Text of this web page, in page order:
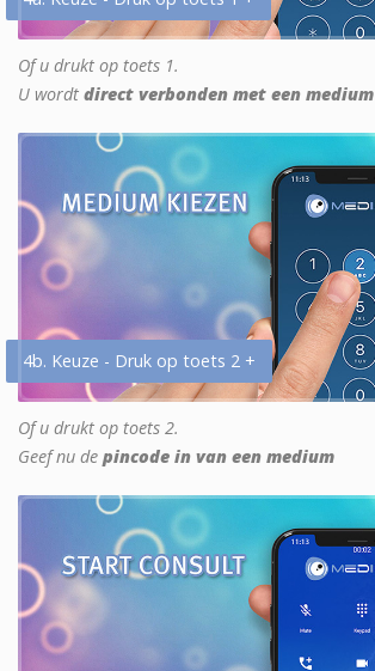
Of u drukt op toets 1.
U wordt direct verbonden met een medium
4b. Keuze - Druk op toets 2 +
Of u drukt op toets 2.
Geef nu de pincode in van een medium